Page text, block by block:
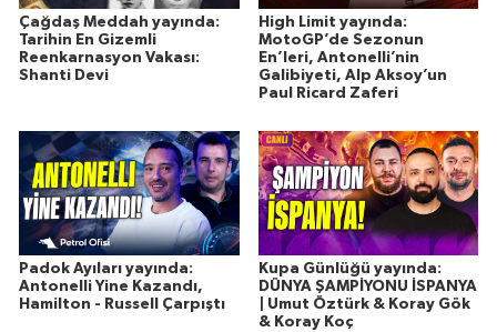
Çağdaş Meddah yayında:
Tarihin En Gizemli
Reenkarnasyon Vakası:
Shanti Devi
High Limit yayında:
MotoGP’de Sezonun
En’leri, Antonelli’nin
Galibiyeti, Alp Aksoy’un
Paul Ricard Zaferi
Padok Ayıları yayında:
Antonelli Yine Kazandı,
Hamilton - Russell Çarpıştı
Kupa Günlüğü yayında:
DÜNYA ŞAMPİYONU İSPANYA
| Umut Öztürk & Koray Gök
& Koray Koç